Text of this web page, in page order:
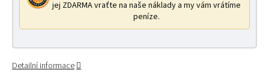
jej ZDARMA vraťte na naše náklady a my vám vrátíme
peníze.
Detailní informace